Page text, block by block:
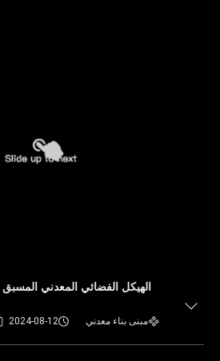
الهيكل الفضائي المعدني
مبنى بناء معدني 2024-08-12